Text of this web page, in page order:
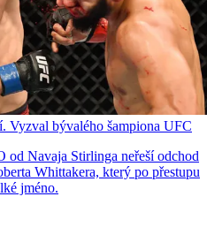
Vyzval bývalého šampiona UFC
Navaja Stirlinga neřeší odchod
Whittakera, který po přestupu
jméno.